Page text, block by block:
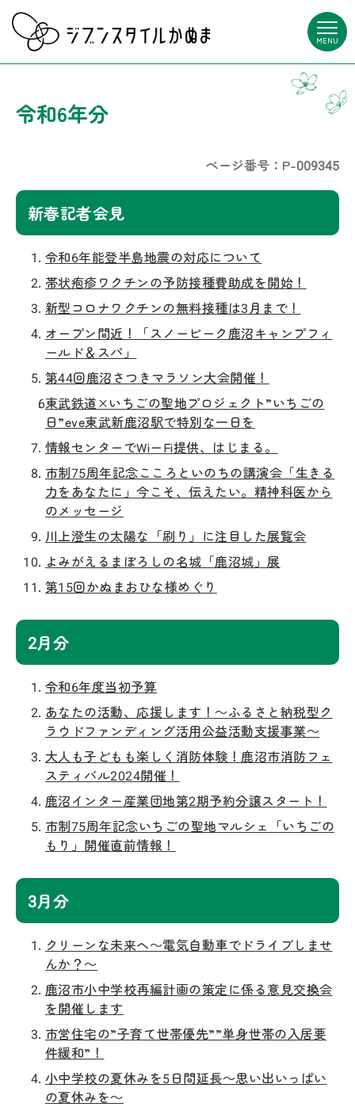
MENU
令和6年分
ページ番号：P-009345
新春記者会見
令和6年能登半島地震の対応について
帯状疱疹ワクチンの予防接種費助成を開始！
新型コロナワクチンの無料接種は3月まで！
オープン間近！「スノーピーク鹿沼キャンプフィ
ールド＆スパ」
第44回鹿沼さつきマラソン大会開催！
東武鉄道×いちごの聖地プロジェクト”いちごの
日”eve東武新鹿沼駅で特別な一日を
情報センターでWiーFi提供、はじまる。
市制75周年記念こころといのちの講演会「生きる
力をあなたに」今こそ、伝えたい。精神科医から
のメッセージ
川上澄生の太陽な「刷り」に注目した展覧会
よみがえるまぼろしの名城「鹿沼城」展
第15回かぬまおひな様めぐり
2月分
令和6年度当初予算
あなたの活動、応援します！～ふるさと納税型ク
ラウドファンディング活用公益活動支援事業～
大人も子どもも楽しく消防体験！鹿沼市消防フェ
スティバル2024開催！
鹿沼インター産業団地第2期予約分譲スタート！
市制75周年記念いちごの聖地マルシェ「いちごの
もり」開催直前情報！
3月分
クリーンな未来へ～電気自動車でドライブしませ
んか？～
鹿沼市小中学校再編計画の策定に係る意見交換会
を開催します
市営住宅の”子育て世帯優先””単身世帯の入居要
件緩和”！
小中学校の夏休みを5日間延長～思い出いっぱい
の夏休みを～